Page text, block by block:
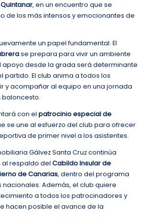
, en un encuentro que se
de los más intensos y emocionantes de
un papel fundamental. El
se prepara para vivir un ambiente
apoyo desde la grada será determinante
partido. El club anima a todos los
y acompañar al equipo en una jornada
con el patrocinio especial de
se une al esfuerzo del club para ofrecer
de primer nivel a los asistentes.
Gálvez Santa Cruz continúa
respaldo del Cabildo Insular de
de Canarias, dentro del programa
Además, el club quiere
a todos los patrocinadores y
hacen posible el avance de la